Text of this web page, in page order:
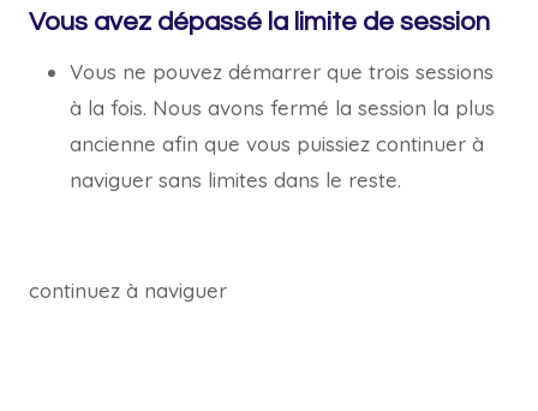
Vous avez dépassé la limite de session
Vous ne pouvez démarrer que trois sessions
à la fois. Nous avons fermé la session la plus
ancienne afin que vous puissiez continuer à
naviguer sans limites dans le reste.
continuez à naviguer